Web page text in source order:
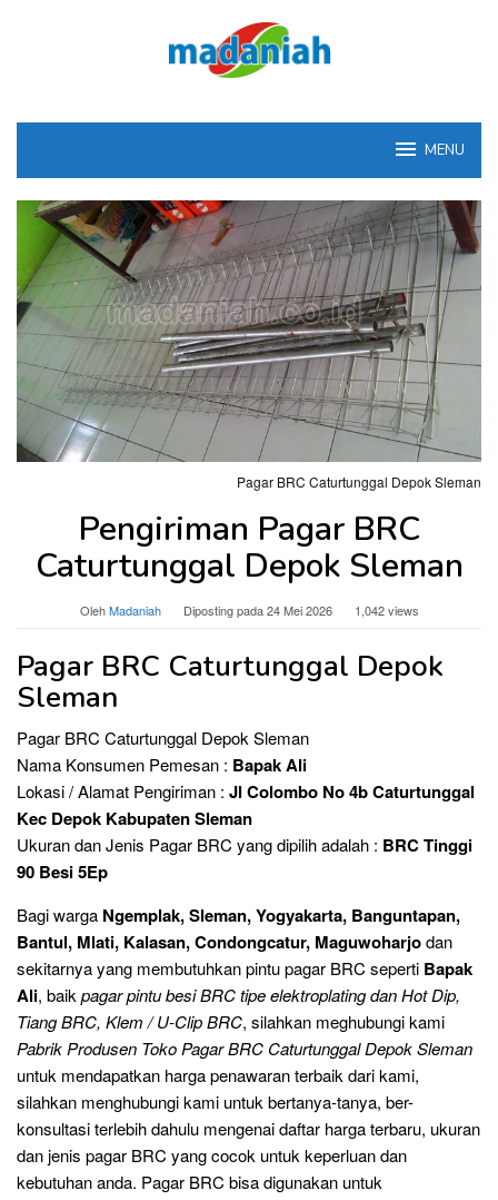
MENU
Pagar BRC Caturtunggal Depok Sleman
Pengiriman Pagar BRC
Caturtunggal Depok Sleman
OlehMadaniah Diposting pada24 Mei 2026 1,042 views
Pagar BRC Caturtunggal Depok
Sleman
Pagar BRC Caturtunggal Depok Sleman
Nama Konsumen Pemesan : Bapak Ali
Lokasi / Alamat Pengiriman : Jl Colombo No 4b Caturtunggal
Kec Depok Kabupaten Sleman
Ukuran dan Jenis Pagar BRC yang dipilih adalah : BRC Tinggi
90 Besi 5Ep
Bagi warga Ngemplak, Sleman, Yogyakarta, Banguntapan,
Bantul, Mlati, Kalasan, Condongcatur, Maguwoharjodan
sekitarnya yang membutuhkan pintu pagar BRC seperti Bapak
Ali, baik pagar pintu besi BRC tipe elektroplating dan Hot Dip,
Tiang BRC, Klem / U-Clip BRC, silahkan meghubungi kami
Pabrik Produsen Toko Pagar BRC Caturtunggal Depok Sleman
untuk mendapatkan harga penawaran terbaik dari kami,
silahkan menghubungi kami untuk bertanya-tanya, ber-
konsultasi terlebih dahulu mengenai daftar harga terbaru, ukuran
dan jenis pagar BRC yang cocok untuk keperluan dan
kebutuhan anda. Pagar BRC bisa digunakan untuk